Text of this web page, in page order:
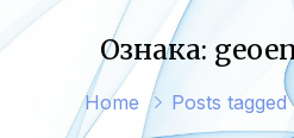
Ознака:
Home Posts